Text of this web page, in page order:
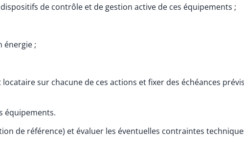
de contrôle et de gestion active de ces équipements ;
énergie ;
sur chacune de ces actions et fixer des échéances
équipements.
de référence) et évaluer les éventuelles contraintes